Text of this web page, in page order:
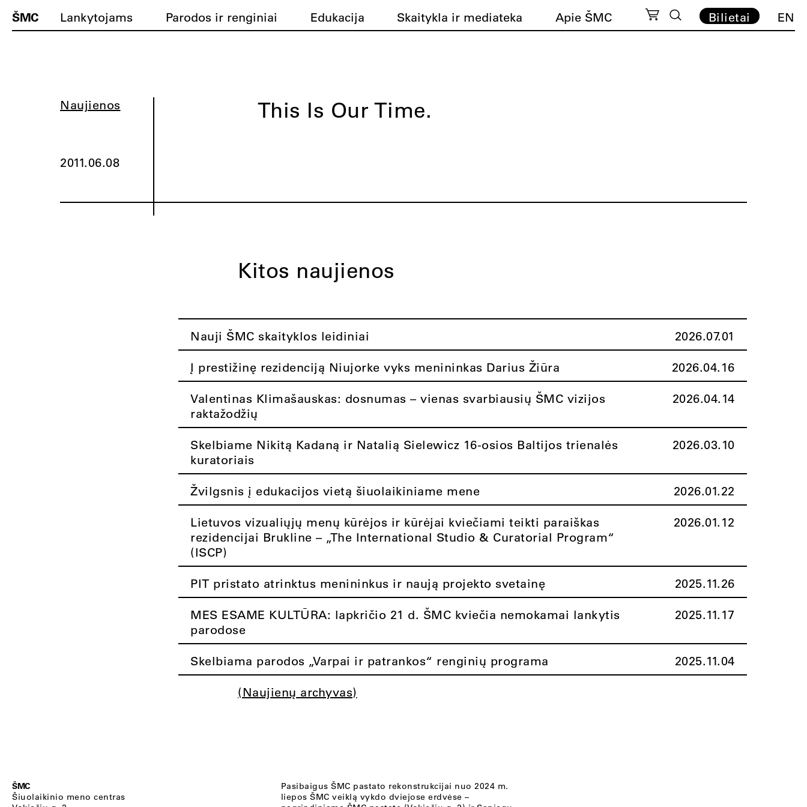
ŠMC Lankytojams Parodos ir renginiai Edukacija Skaitykla ir mediateka Apie ŠMC Bilietai EN
Naujienos
2011.06.08
This Is Our Time.
Kitos naujienos
Nauji ŠMC skaityklos leidiniai 2026.07.01
Į prestižinę rezidenciją Niujorke vyks menininkas Darius Žiūra 2026.04.16
Valentinas Klimašauskas: dosnumas – vienas svarbiausių ŠMC vizijos
raktažodžių
2026.04.14
Skelbiame Nikitą Kadaną ir Natalią Sielewicz 16-osios Baltijos trienalės
kuratoriais
2026.03.10
Žvilgsnis į edukacijos vietą šiuolaikiniame mene 2026.01.22
Lietuvos vizualiųjų menų kūrėjos ir kūrėjai kviečiami teikti paraiškas
rezidencijai Brukline – „The International Studio & Curatorial Program“
(ISCP)
2026.01.12
PIT pristato atrinktus menininkus ir naują projekto svetainę 2025.11.26
MES ESAME KULTŪRA: lapkričio 21 d. ŠMC kviečia nemokamai lankytis
parodose
2025.11.17
Skelbiama parodos „Varpai ir patrankos“ renginių programa 2025.11.04
(Naujienų archyvas)
ŠMC
Šiuolaikinio meno centras
Pasibaigus ŠMC pastato rekonstrukcijai nuo 2024 m.
liepos ŠMC veiklą vykdo dviejose erdvėse –